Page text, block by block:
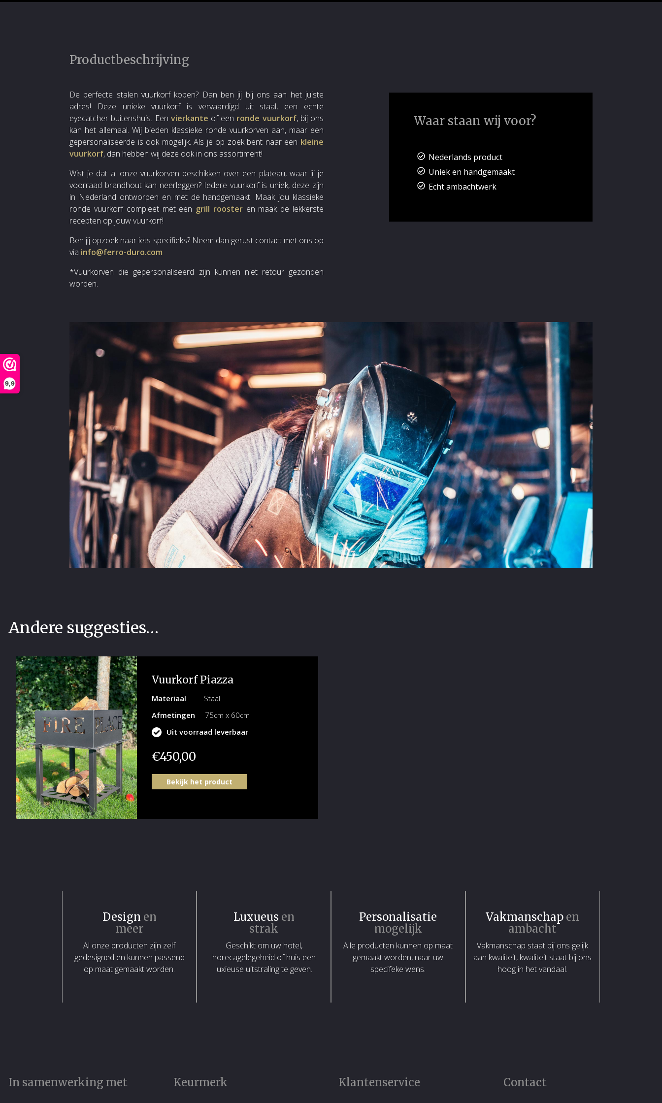
9,9
Productbeschrijving
De perfecte stalen vuurkorf kopen? Dan ben jij bij ons aan het juiste
adres! Deze unieke vuurkorf is vervaardigd uit staal, een echte
eyecatcher buitenshuis. Een vierkante of een ronde vuurkorf, bij ons
kan het allemaal. Wij bieden klassieke ronde vuurkorven aan, maar een
gepersonaliseerde is ook mogelijk. Als je op zoek bent naar een kleine
vuurkorf, dan hebben wij deze ook in ons assortiment!
Wist je dat al onze vuurkorven beschikken over een plateau, waar jij je
voorraad brandhout kan neerleggen? Iedere vuurkorf is uniek, deze zijn
in Nederland ontworpen en met de handgemaakt. Maak jou klassieke
ronde vuurkorf compleet met een grill roosteren maak de lekkerste
recepten op jouw vuurkorf!
Ben jij opzoek naar iets specifieks? Neem dan gerust contact met ons op
via info@ferro-duro.com
*Vuurkorven die gepersonaliseerd zijn kunnen niet retour gezonden
worden.
Waar staan wij voor?
Nederlands product
Uniek en handgemaakt
Echt ambachtwerk
Andere suggesties…
Vuurkorf Piazza
Materiaal Staal
Afmetingen 75cm x 60cm
Uit voorraad leverbaar
€450,00
Bekijk het product
Design en
meer
Al onze producten zijn zelf
gedesigned en kunnen passend
op maat gemaakt worden.
Luxueus en
strak
Geschikt om uw hotel,
horecagelegeheid of huis een
luxieuse uitstraling te geven.
Personalisatie
mogelijk
Alle producten kunnen op maat
gemaakt worden, naar uw
specifeke wens.
Vakmanschap en
ambacht
Vakmanschap staat bij ons gelijk
aan kwaliteit, kwaliteit staat bij ons
hoog in het vandaal.
In samenwerking met Keurmerk Klantenservice Contact